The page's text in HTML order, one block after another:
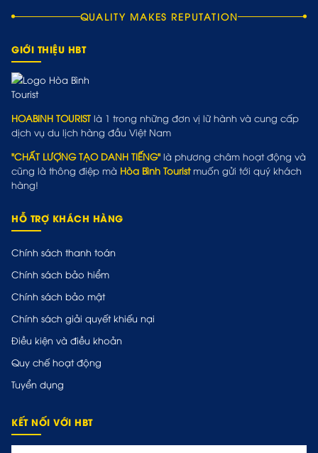
QUALITY MAKES REPUTATION
GIỚI THIỆU HBT
HOABINH TOURIST là 1 trong những đơn vị lữ hành và cung cấp
dịch vụ du lịch hàng đầu Việt Nam
"CHẤT LƯỢNG TẠO DANH TIẾNG" là phương châm hoạt động và
cũng là thông điệp mà Hòa Bình Touristmuốn gửi tới quý khách
hàng!
HỖ TRỢ KHÁCH HÀNG
Chính sách thanh toán
Chính sách bảo hiểm
Chính sách bảo mật
Chính sách giải quyết khiếu nại
Điều kiện và điều khoản
Quy chế hoạt động
Tuyển dụng
KẾT NỐI VỚI HBT